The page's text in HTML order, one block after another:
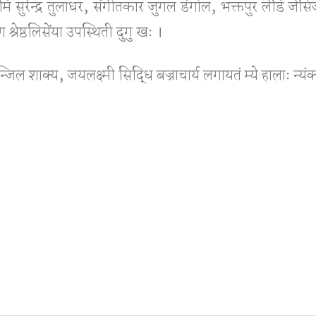
सुरेन्द्र तुलाधर, संगीतकार जुगल डंगोल, भक्तपुर लेडि
उपस्थिती दुगु खः ।
शाक्य, जयलक्ष्मी सिद्धि बज्राचार्य लगायतं म्ये हालाः